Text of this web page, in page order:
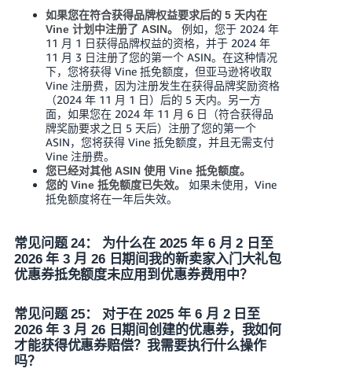
如果您在符合获得品牌权益要求后的 5 天内在
Vine 计划中注册了 ASIN。
例如，您于 2024 年
11 月 1 日获得品牌权益的资格，并于 2024 年
11 月 3 日注册了您的第一个 ASIN。在这种情况
下，您将获得 Vine 抵免额度，但亚马逊将收取
Vine 注册费，因为注册发生在获得品牌奖励资格
（2024 年 11 月 1 日）后的 5 天内。另一方
面，如果您在 2024 年 11 月 6 日（符合获得品
牌奖励要求之日 5 天后）注册了您的第一个
ASIN，您将获得 Vine 抵免额度，并且无需支付
Vine 注册费。
您已经对其他 ASIN 使用 Vine 抵免额度。
您的 Vine 抵免额度已失效。
如果未使用，Vine
抵免额度将在一年后失效。
常见问题 24： 为什么在 2025 年 6 月 2 日至
2026 年 3 月 26 日期间我的新卖家入门大礼包
优惠券抵免额度未应用到优惠券费用中？
常见问题 25： 对于在 2025 年 6 月 2 日至
2026 年 3 月 26 日期间创建的优惠券，我如何
才能获得优惠券赔偿？我需要执行什么操作
吗？